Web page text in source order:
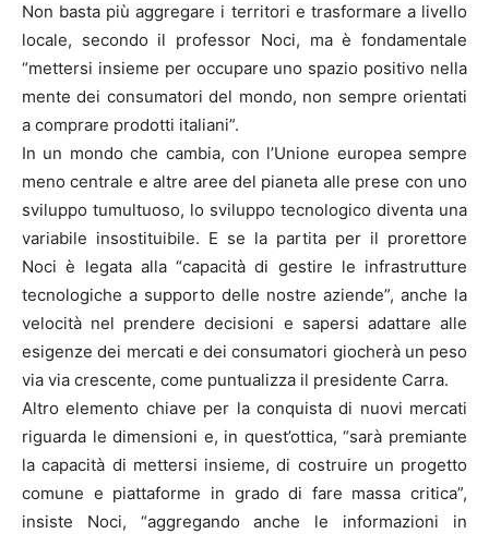
Non basta più aggregare i territori e trasformare a livello
locale, secondo il professor Noci, ma è fondamentale
“mettersi insieme per occupare uno spazio positivo nella
mente dei consumatori del mondo, non sempre orientati
a comprare prodotti italiani”.
In un mondo che cambia, con l’Unione europea sempre
meno centrale e altre aree del pianeta alle prese con uno
sviluppo tumultuoso, lo sviluppo tecnologico diventa una
variabile insostituibile. E se la partita per il prorettore
Noci è legata alla “capacità di gestire le infrastrutture
tecnologiche a supporto delle nostre aziende”, anche la
velocità nel prendere decisioni e sapersi adattare alle
esigenze dei mercati e dei consumatori giocherà un peso
via via crescente, come puntualizza il presidente Carra.
Altro elemento chiave per la conquista di nuovi mercati
riguarda le dimensioni e, in quest’ottica, “sarà premiante
la capacità di mettersi insieme, di costruire un progetto
comune e piattaforme in grado di fare massa critica”,
insiste Noci, “aggregando anche le informazioni in